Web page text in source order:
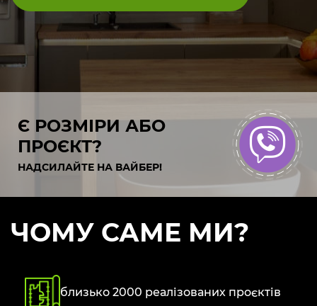
Є РОЗМІРИ АБО
ПРОЄКТ?
НАДСИЛАЙТЕ НА ВАЙБЕР!
ЧОМУ САМЕ МИ?
близько 2000 реалізованих проєктів